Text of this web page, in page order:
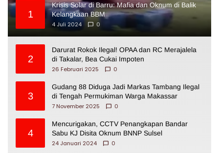
1
Krisis Solar di Barru: Mafia dan Oknum di Balik
Kelangkaan BBM
4 Juli 2024
0
2
Darurat Rokok Ilegal! OPAA dan RC Merajalela
di Takalar, Bea Cukai Impoten
26 Februari 2025
0
3
Gudang 88 Diduga Jadi Markas Tambang Ilegal
di Tengah Permukiman Warga Makassar
7 November 2025
0
4
Mencurigakan, CCTV Penangkapan Bandar
Sabu KJ Disita Oknum BNNP Sulsel
24 Januari 2024
0